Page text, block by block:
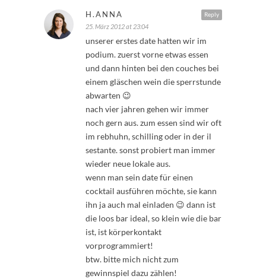
Reply
H.ANNA
25. März 2012 at 23:04
unserer erstes date hatten wir im
podium. zuerst vorne etwas essen
und dann hinten bei den couches bei
einem gläschen wein die sperrstunde
abwarten 😉
nach vier jahren gehen wir immer
noch gern aus. zum essen sind wir oft
im rebhuhn, schilling oder in der il
sestante. sonst probiert man immer
wieder neue lokale aus.
wenn man sein date für einen
cocktail ausführen möchte, sie kann
ihn ja auch mal einladen 😉 dann ist
die loos bar ideal, so klein wie die bar
ist, ist körperkontakt
vorprogrammiert!
btw. bitte mich nicht zum
gewinnspiel dazu zählen!